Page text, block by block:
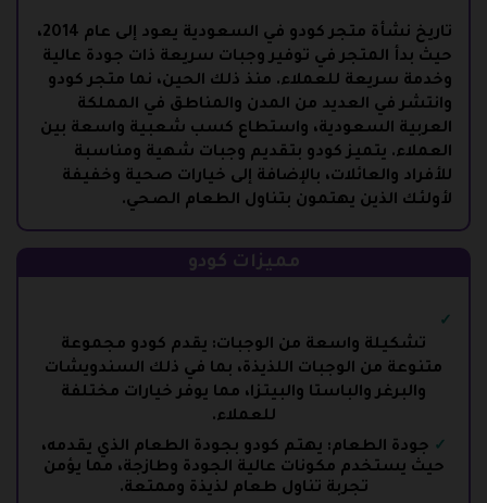
تاريخ نشأة متجر كودو في السعودية يعود إلى عام 2014،
حيث بدأ المتجر في توفير وجبات سريعة ذات جودة عالية
وخدمة سريعة للعملاء. منذ ذلك الحين، نما متجر كودو
وانتشر في العديد من المدن والمناطق في المملكة
العربية السعودية، واستطاع كسب شعبية واسعة بين
العملاء. يتميز كودو بتقديم وجبات شهية ومناسبة
للأفراد والعائلات، بالإضافة إلى خيارات صحية وخفيفة
لأولئك الذين يهتمون بتناول الطعام الصحي.
مميزات كودو
تشكيلة واسعة من الوجبات: يقدم كودو مجموعة
متنوعة من الوجبات اللذيذة، بما في ذلك السندويشات
والبرغر والباستا والبيتزا، مما يوفر خيارات مختلفة
للعملاء.
جودة الطعام: يهتم كودو بجودة الطعام الذي يقدمه،
حيث يستخدم مكونات عالية الجودة وطازجة، مما يؤمن
تجربة تناول طعام لذيذة وممتعة.